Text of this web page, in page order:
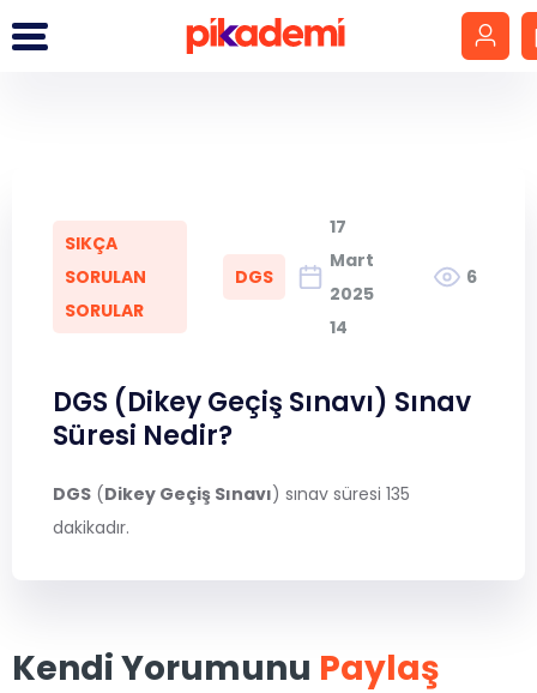
LGS
YKS
DGS
KPSS
MEB-AGS
SIKÇA
SORULAN
SORULAR
DGS
17
Mart
2025
14
6
DGS (Dikey Geçiş Sınavı) Sınav
Süresi Nedir?
DGS (Dikey Geçiş Sınavı) sınav süresi 135
dakikadır.
Kendi Yorumunu Paylaş